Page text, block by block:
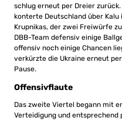
schlug erneut per Dreier zurück.
konterte Deutschland über Kalu
Krupnikas, der zwei Freiwürfe
DBB-Team defensiv einige
offensiv noch einige Chancen
verkürzte die Ukraine erneut
Pause.
Offensivflaute
Das zweite Viertel begann mit
Verteidigung und